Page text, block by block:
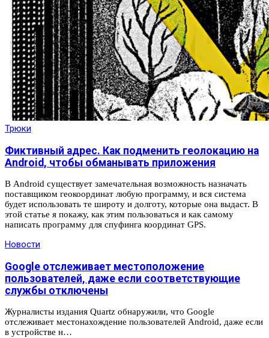
Трюки
Фиктивный адрес. Как подменить геолокацию на
Android, чтобы обманывать приложения
В Android существует замечательная возможность назначать
поставщиком геокоординат любую программу, и вся система
будет использовать те широту и долготу, которые она выдаст. В
этой статье я покажу, как этим пользоваться и как самому
написать программу для спуфинга координат GPS.
Новости
Google отслеживает местоположение
пользователей, даже если соответствующие
службы отключены
Журналисты издания Quartz обнаружили, что Google
отслеживает местонахождение пользователей Android, даже если
в устройстве н…